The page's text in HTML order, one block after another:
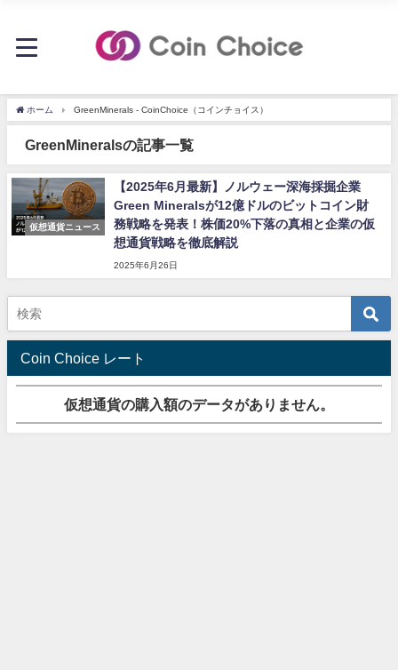
ホーム GreenMinerals - CoinChoice（コインチョイス）
GreenMineralsの記事一覧
仮想通貨ニュース
【2025年6月最新】ノルウェー深海採掘企業
Green Mineralsが12億ドルのビットコイン財
務戦略を発表！株価20%下落の真相と企業の仮
想通貨戦略を徹底解説
2025年6月26日
Coin Choice レート
仮想通貨の購入額のデータがありません。